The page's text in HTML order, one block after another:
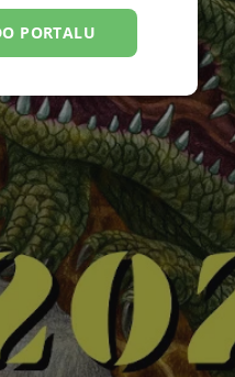
PORTALU
użytkownika i